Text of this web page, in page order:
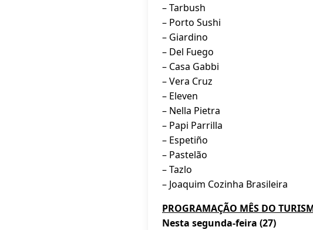
– Tarbush
– Porto Sushi
– Giardino
– Del Fuego
– Casa Gabbi
– Vera Cruz
– Eleven
– Nella Pietra
– Papi Parrilla
– Espetiño
– Pastelão
– Tazlo
– Joaquim Cozinha Brasileira
PROGRAMAÇÃO MÊS DO
Nesta segunda-feira (27)